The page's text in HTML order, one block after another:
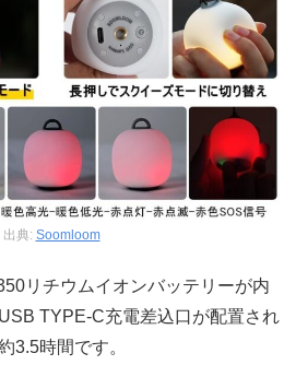
出典: Soomloom
リチウムイオンバッテリーが内
TYPE-C充電差込口が配置され
3.5時間です。